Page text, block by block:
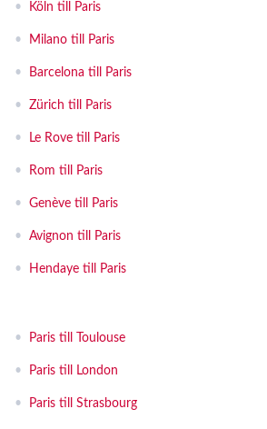
• Köln till Paris
• Milano till Paris
• Barcelona till Paris
• Zürich till Paris
• Le Rove till Paris
• Rom till Paris
• Genève till Paris
• Avignon till Paris
• Hendaye till Paris
• Paris till Toulouse
• Paris till London
• Paris till Strasbourg